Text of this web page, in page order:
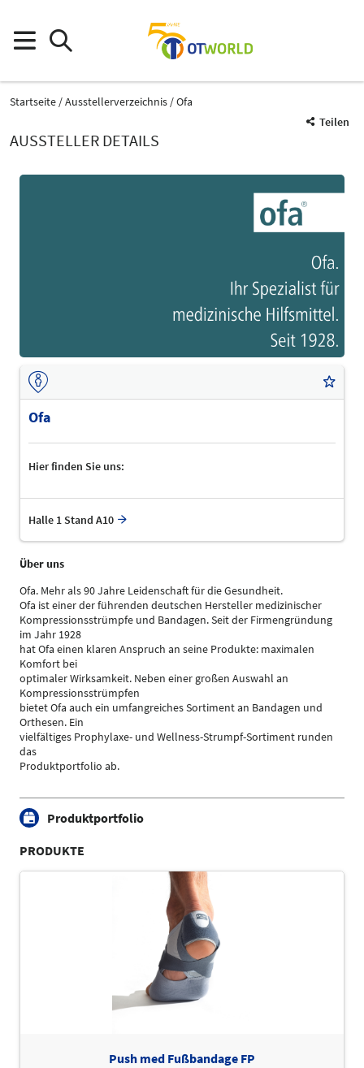
Startseite Ausstellerverzeichnis
Ofa
Teilen
AUSSTELLER DETAILS
Ofa
Hier finden Sie uns:
Halle 1 Stand A10
Über uns
Ofa. Mehr als 90 Jahre Leidenschaft für die Gesundheit.
Ofa ist einer der führenden deutschen Hersteller medizinischer
Kompressionsstrümpfe und Bandagen. Seit der Firmengründung
im Jahr 1928
hat Ofa einen klaren Anspruch an seine Produkte: maximalen
Komfort bei
optimaler Wirksamkeit. Neben einer großen Auswahl an
Kompressionsstrümpfen
bietet Ofa auch ein umfangreiches Sortiment an Bandagen und
Orthesen. Ein
vielfältiges Prophylaxe- und Wellness-Strumpf-Sortiment runden
das
Produktportfolio ab.
Produktportfolio
PRODUKTE
Push med Fußbandage FP